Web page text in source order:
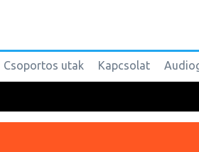
Csoportos utak Kapcsolat